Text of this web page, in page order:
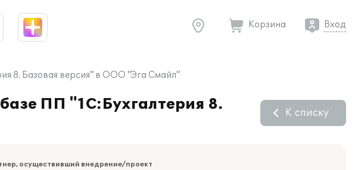
Корзина Вход
8. Базовая версия" в ООО "Эга Смайл"
ПП "1С:Бухгалтерия 8.
К списку
осуществивший внедрение/проект